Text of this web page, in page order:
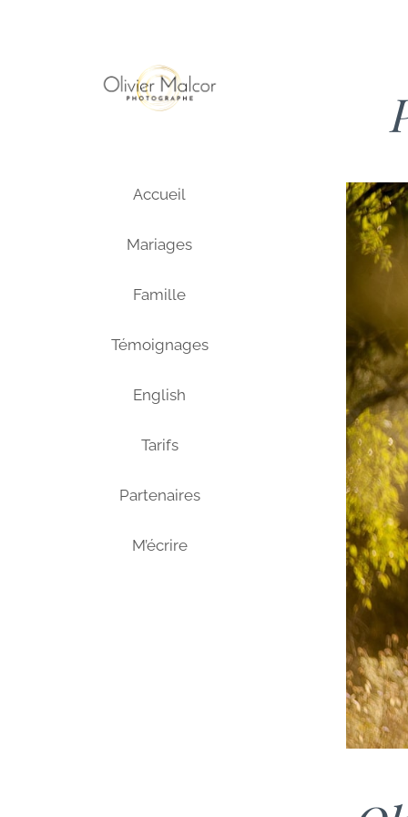
Accueil
Mariages
Famille
Témoignages
English
Tarifs
Partenaires
M’écrire